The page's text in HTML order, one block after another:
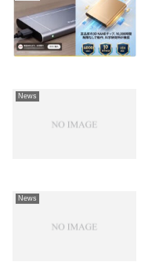
News
News